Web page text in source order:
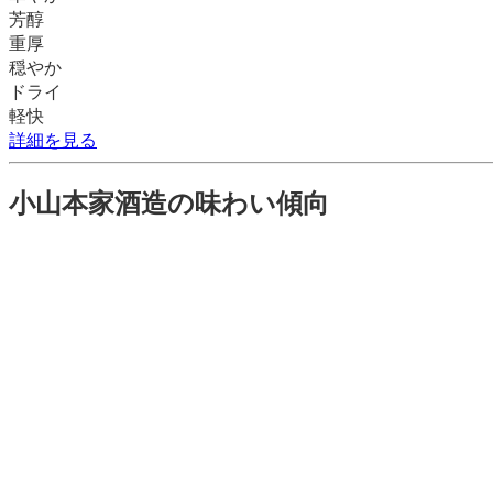
芳醇
重厚
穏やか
ドライ
軽快
詳細を見る
小山本家酒造の味わい傾向